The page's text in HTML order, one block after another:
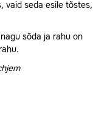
vaid seda esile tõstes,
sõda ja rahu on